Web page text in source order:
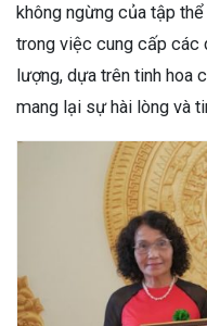
không ngừng của tập
trong việc cung cấp
lượng, dựa trên tinh hoa
mang lại sự hài lòng và